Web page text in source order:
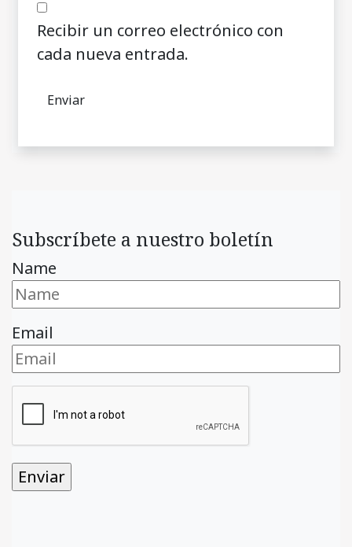
Recibir un correo electrónico con
cada nueva entrada.
Subscríbete a nuestro boletín
Name
Email